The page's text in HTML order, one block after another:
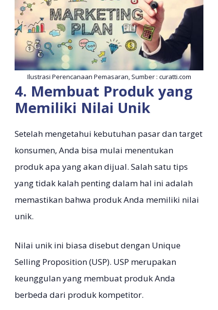
Ilustrasi Perencanaan Pemasaran, Sumber : curatti.com
4. Membuat Produk yang
Memiliki Nilai Unik
Setelah mengetahui kebutuhan pasar dan target
konsumen, Anda bisa mulai menentukan
produk apa yang akan dijual. Salah satu tips
yang tidak kalah penting dalam hal ini adalah
memastikan bahwa produk Anda memiliki nilai
unik.
Nilai unik ini biasa disebut dengan Unique
Selling Proposition (USP). USP merupakan
keunggulan yang membuat produk Anda
berbeda dari produk kompetitor.